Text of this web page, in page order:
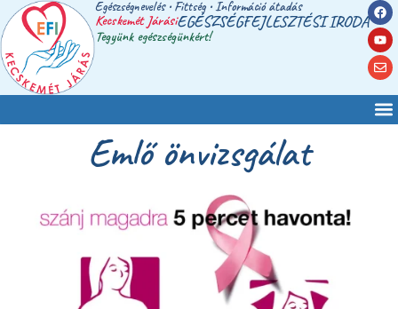
Egészségnevelés • Fittség • Információ átadás
Kecskemét JárásiEGÉSZSÉGFEJLESZTÉSI IRODA
Tegyünk egészségünkért!
Emlő önvizsgálat